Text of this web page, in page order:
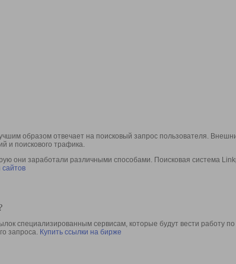
образом отвечает на поисковый запрос пользователя.
и поискового трафика.
они заработали различными способами. Поисковая система
специализированным сервисам, которые будут вести работу
запроса. Купить ссылки на бирже